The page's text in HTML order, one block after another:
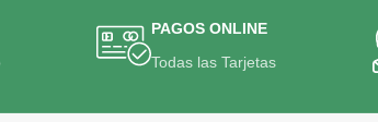
PAGOS ONLINE
Todas las Tarjetas